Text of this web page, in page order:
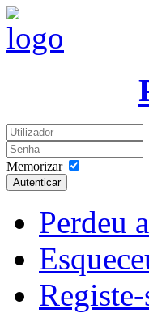
Memorizar
Autenticar
Perdeu
Registe-